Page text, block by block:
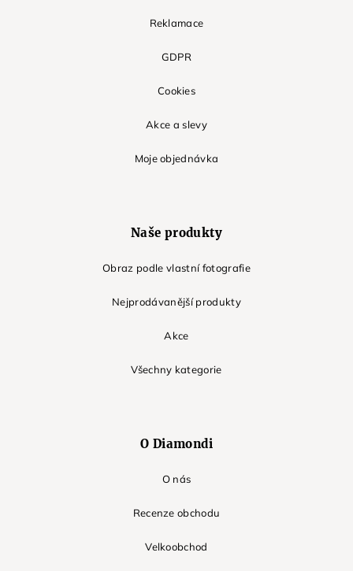
Reklamace
GDPR
Cookies
Akce a slevy
Moje objednávka
Naše produkty
Obraz podle vlastní fotografie
Nejprodávanější produkty
Akce
Všechny kategorie
O Diamondi
O nás
Recenze obchodu
Velkoobchod